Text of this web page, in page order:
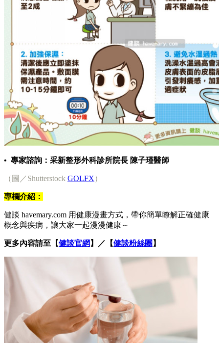
• 專家諮詢：采新整形外科診所院長 陳子瑾醫師
（圖／Shutterstock GOLFX）
專欄介紹：
健談 havemary.com 用健康漫畫方式，帶你簡單瞭解正確健康
概念與疾病，讓大家一起漫漫健康～
更多內容請至【健談官網 】／【健談粉絲團 】